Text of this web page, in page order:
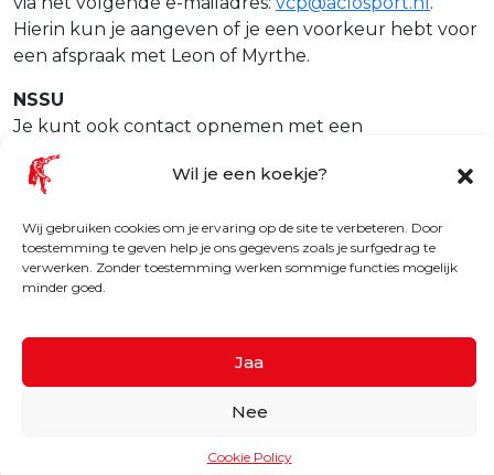
Wil je een koekje?
Wij gebruiken cookies om je ervaring op de site te verbeteren. Door
toestemming te geven help je ons gegevens zoals je surfgedrag te
verwerken. Zonder toestemming werken sommige functies mogelijk
minder goed.
Jaa
Nee
Cookie Policy
Hierin kun je aangeven of je een voorkeur hebt voor
een afspraak met Leon of Myrthe.
NSSU
Je kunt ook contact opnemen met een
vertrouwenscontactpersoon van de Nederlandse
Studenten Schaats Unie. De
en Rianne Olijerhoek. Je kunt contact opnemen
door een mail te sturen naar
vcp.nssu.camille@gmail.com